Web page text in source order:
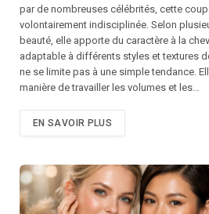
par de nombreuses célébrités, cette
volontairement indisciplinée. Selon
beauté, elle apporte du caractère à la
adaptable à différents styles et textures
ne se limite pas à une simple tendance.
manière de travailler les volumes et les…
EN SAVOIR PLUS